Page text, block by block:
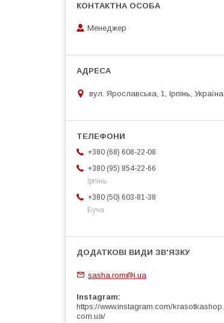
Менеджер
вул. Ярославська, 1, Ірпінь, Україна
+380 (68) 608-22-08
+380 (95) 854-22-66
Ірпінь
+380 (50) 603-81-38
Буча
sasha.rom@i.ua
Instagram
https://www.instagram.com/krasotkashop.
com.ua/